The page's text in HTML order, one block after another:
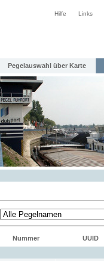
Hilfe Links
Pegelauswahl über Karte
Nummer UUID